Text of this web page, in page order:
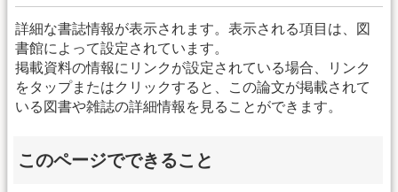
詳細な書誌情報が表示されます。表示される項目は、図
書館によって設定されています。
掲載資料の情報にリンクが設定されている場合、リンク
をタップまたはクリックすると、この論文が掲載されて
いる図書や雑誌の詳細情報を見ることができます。
このページでできること